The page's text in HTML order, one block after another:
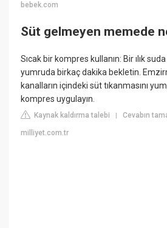
bebek.com
Süt gelmeyen memede
Sıcak bir kompres kullanın: Bir ılık suda
yumruda birkaç dakika bekletin.
kanalların içindeki süt tıkanmasını
kompres uygulayın.
Kaynak kaldırma talebi |Cevabın
milliyet.com.tr